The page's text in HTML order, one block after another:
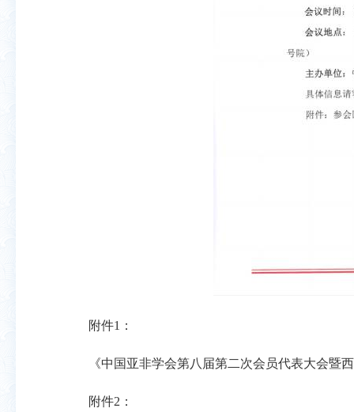
附件1 ：
《中国亚非学会第八届第二次会员代表大会暨
附件2 ：